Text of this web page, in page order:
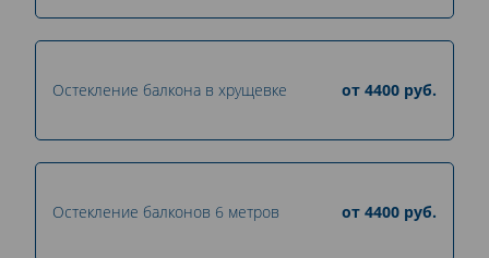
Остекление балкона в хрущевке от 4400 руб.
Остекление балконов 6 метров от 4400 руб.